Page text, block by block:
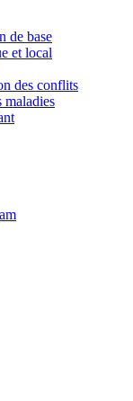
de base
et local
des conflits
maladies